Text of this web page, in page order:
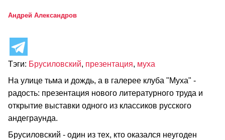
Андрей Александров
Тэги: Брусиловский, презентация, муха
На улице тьма и дождь, а в галерее клуба "Муха" -
радость: презентация нового литературного труда и
открытие выставки одного из классиков русского
андеграунда.
Брусиловский - один из тех, кто оказался неугоден